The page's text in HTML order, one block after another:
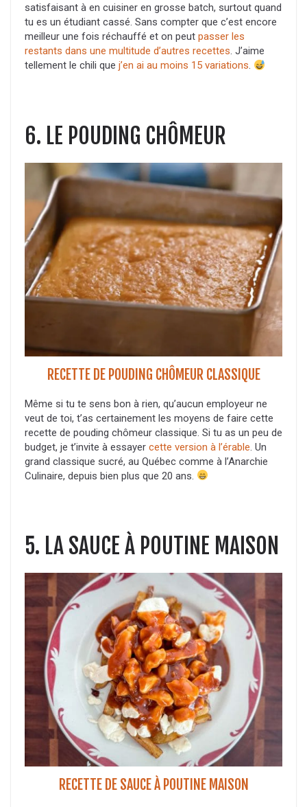
satisfaisant à en cuisiner en grosse batch, surtout quand
tu es un étudiant cassé. Sans compter que c’est encore
meilleur une fois réchauffé et on peut passer les
restants dans une multitude d’autres recettes. J’aime
tellement le chili que j’en ai au moins 15 variations.
6. LE POUDING CHÔMEUR
RECETTE DE POUDING CHÔMEUR CLASSIQUE
Même si tu te sens bon à rien, qu’aucun employeur ne
veut de toi, t’as certainement les moyens de faire cette
recette de pouding chômeur classique. Si tu as un peu de
budget, je t’invite à essayer cette version à l’érable . Un
grand classique sucré, au Québec comme à l’Anarchie
Culinaire, depuis bien plus que 20 ans.
5. LA SAUCE À POUTINE MAISON
RECETTE DE SAUCE À POUTINE MAISON